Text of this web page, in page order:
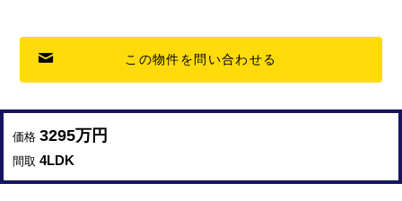
この物件を問い合わせる
価格 3295万円
間取 4LDK